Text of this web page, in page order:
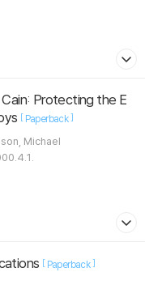
[ Paperback]
/ Thompson, Michael
[ Paperback]